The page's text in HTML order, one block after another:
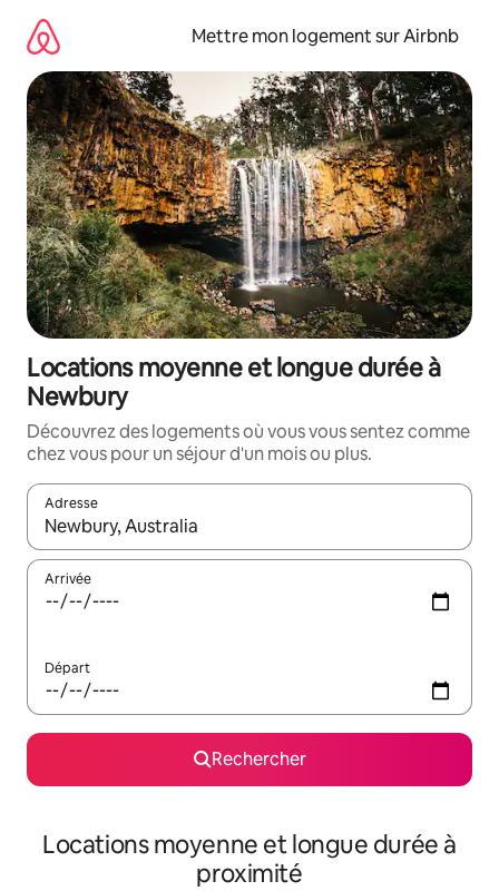
directement
contenu
Mettre mon logement sur Airbnb
Locations moyenne et longue durée à
Newbury
Découvrez des logements où vous vous sentez comme
chez vous pour un séjour d'un mois ou plus.
Adresse
Lorsque les résultats s'affichent, utilisez les flèches vers le
Arrivée
Départ
Rechercher
Locations moyenne et longue durée à
proximité